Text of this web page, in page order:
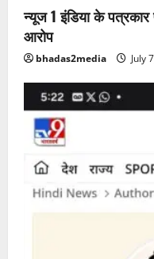
न्यूज 1 इंडिया के
आरोप
bhadas2media July